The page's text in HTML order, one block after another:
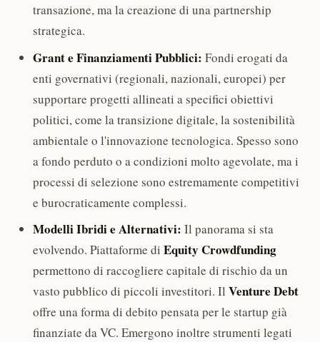
transazione, ma la creazione di una partnership
strategica.
Grant e Finanziamenti Pubblici: Fondi erogati da
enti governativi (regionali, nazionali, europei) per
supportare progetti allineati a specifici obiettivi
politici, come la transizione digitale, la sostenibilità
ambientale o l'innovazione tecnologica. Spesso sono
a fondo perduto o a condizioni molto agevolate, ma i
processi di selezione sono estremamente competitivi
e burocraticamente complessi.
Modelli Ibridi e Alternativi: Il panorama si sta
evolvendo. Piattaforme di Equity Crowdfunding
permettono di raccogliere capitale di rischio da un
vasto pubblico di piccoli investitori. Il Venture Debt
offre una forma di debito pensata per le startup già
finanziate da VC. Emergono inoltre strumenti legati